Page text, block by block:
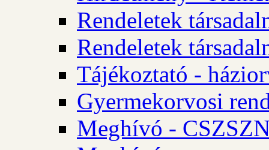
Rendeletek
Rendeletek
Tájékoztató -
Gyermekorvosi
Meghívó -